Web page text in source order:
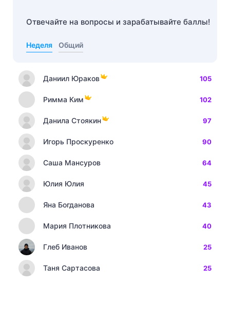
Отвечайте на вопросы и зарабатывайте баллы!
Неделя Общий
Даниил Юраков 105
Римма Ким 102
Данила Стоякин 97
Игорь Проскуренко 90
Саша Мансуров 64
Юлия Юлия 45
Яна Богданова 43
Мария Плотникова 40
Глеб Иванов 25
Таня Сартасова 25